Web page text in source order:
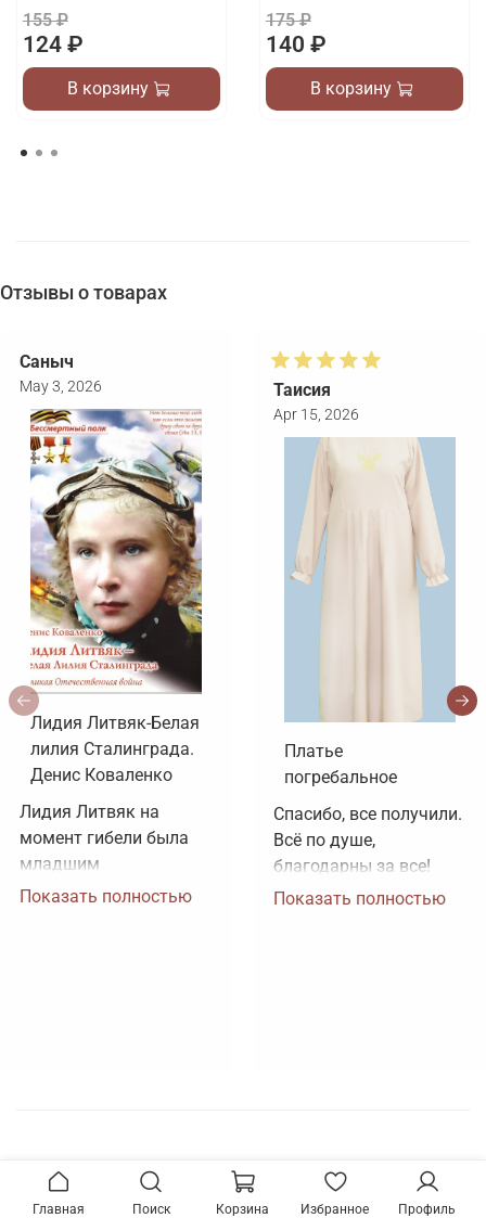
155 ₽
124 ₽
В корзину
175 ₽
140 ₽
В корзину
Отзывы о товарах
Саныч
May 3, 2026
Лидия Литвяк-Белая
лилия Сталинграда.
Денис Коваленко
Лидия Литвяк на
момент гибели была
младшим
лейтенантом.
Показать полностью
Таисия
Apr 15, 2026
Платье
погребальное
Спасибо, все получили.
Всё по душе,
благодарны за все!
Показать полностью
Главная Поиск Корзина Избранное Профиль